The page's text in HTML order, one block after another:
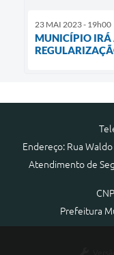
23 MAI 2023 - 19h00
MUNICÍPIO IRÁ
Endereço: Rua
Atendimento de
Prefeitura